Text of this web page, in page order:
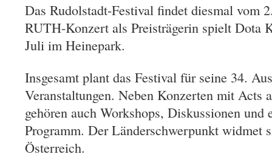
Das Rudolstadt-Festival findet diesmal vom
RUTH-Konzert als Preisträgerin spielt Dota
Juli im Heinepark.
Insgesamt plant das Festival für seine 34.
Veranstaltungen. Neben Konzerten mit Acts
gehören auch Workshops, Diskussionen
Programm. Der Länderschwerpunkt widmet
Österreich.